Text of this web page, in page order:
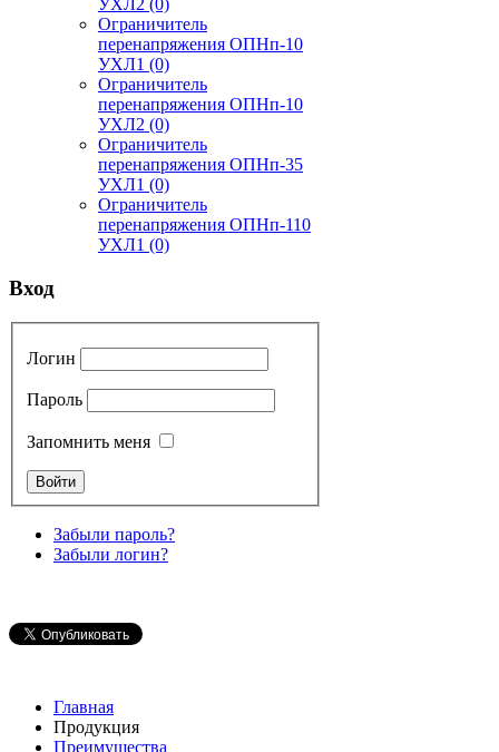
УХЛ2 (0)
Ограничитель
перенапряжения ОПНп-10
УХЛ1 (0)
Ограничитель
перенапряжения ОПНп-10
УХЛ2 (0)
Ограничитель
перенапряжения ОПНп-35
УХЛ1 (0)
Ограничитель
перенапряжения ОПНп-110
УХЛ1 (0)
Вход
Логин
Пароль
Запомнить меня
Забыли пароль?
Забыли логин?
Главная
Продукция
Преимущества